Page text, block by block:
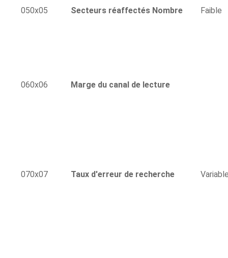
050x05 Secteurs réaffectés Nombre Faible
060x06 Marge du canal de lecture
070x07 Taux d'erreur de recherche